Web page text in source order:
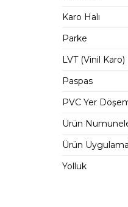
Karo Halı
Parke
LVT (Vinil Karo)
Paspas
PVC Yer
Ürün
Ürün
Yolluk